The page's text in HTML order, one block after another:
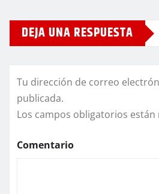
DEJA UNA RESPUESTA
Tu dirección de correo
publicada.
Los campos obligatorios están
Comentario